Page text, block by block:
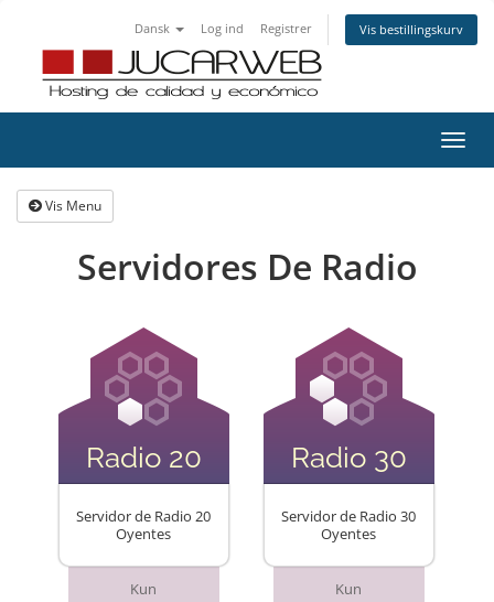
Dansk Log ind Registrer Vis bestillingskurv
Skift
Vis Menu
Servidores De Radio
Radio 20
Servidor de Radio 20
Oyentes
Kun
Radio 30
Servidor de Radio 30
Oyentes
Kun